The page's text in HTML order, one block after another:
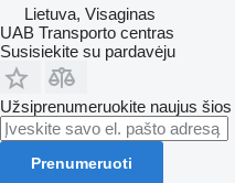
Lietuva, Visaginas
UAB Transporto centras
Susisiekite su pardavėju
Užsiprenumeruokite naujus
Prenumeruoti